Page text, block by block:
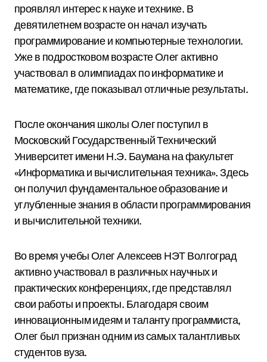
проявлял интерес к науке и технике. В
девятилетнем возрасте он начал изучать
программирование и компьютерные технологии.
Уже в подростковом возрасте Олег активно
участвовал в олимпиадах по информатике и
математике, где показывал отличные результаты.
После окончания школы Олег поступил в
Московский Государственный Технический
Университет имени Н.Э. Баумана на факультет
«Информатика и вычислительная техника». Здесь
он получил фундаментальное образование и
углубленные знания в области программирования
и вычислительной техники.
Во время учебы Олег Алексеев НЭТ Волгоград
активно участвовал в различных научных и
практических конференциях, где представлял
свои работы и проекты. Благодаря своим
инновационным идеям и таланту программиста,
Олег был признан одним из самых талантливых
студентов вуза.